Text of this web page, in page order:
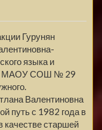
Гурунян
языка и
МАОУ СОШ № 29
Валентиновна
путь с 1982 года в
старшей